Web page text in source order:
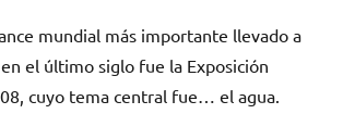
mundial más importante llevado a
el último siglo fue la Exposición
cuyo tema central fue… el agua.